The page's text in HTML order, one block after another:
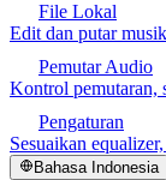
File Lokal
Edit dan putar
Pemutar Audio
Kontrol pemutaran,
Pengaturan
Sesuaikan
Bahasa Indonesia